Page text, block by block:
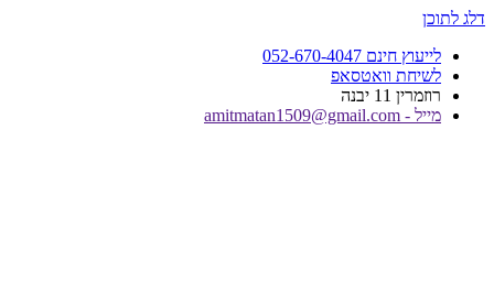
דלג לתוכן
לייעוץ חינם 052-670-4047
לשיחת וואטסאפ
רוזמרין 11 יבנה
מייל - amitmatan1509@gmail.com